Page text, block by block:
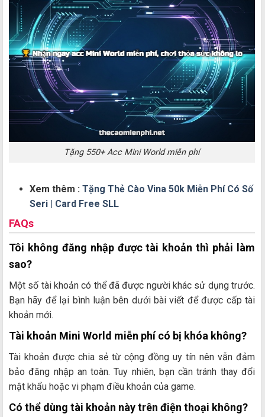
Tặng 550+ Acc Mini World miễn phí
Xem thêm : Tặng Thẻ Cào Vina 50k Miễn Phí Có Số
Seri | Card Free SLL
FAQs
Tôi không đăng nhập được tài khoản thì phải làm
sao?
Một số tài khoản có thể đã được người khác sử dụng trước.
Bạn hãy để lại bình luận bên dưới bài viết để được cấp tài
khoản mới.
Tài khoản Mini World miễn phí có bị khóa không?
Tài khoản được chia sẻ từ cộng đồng uy tín nên vẫn đảm
bảo đăng nhập an toàn. Tuy nhiên, bạn cần tránh thay đổi
mật khẩu hoặc vi phạm điều khoản của game.
Có thể dùng tài khoản này trên điện thoại không?